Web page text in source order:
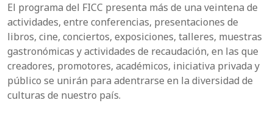
El programa del FICC presenta más de una veintena de
actividades, entre conferencias, presentaciones de
libros, cine, conciertos, exposiciones, talleres, muestras
gastronómicas y actividades de recaudación, en las que
creadores, promotores, académicos, iniciativa privada y
público se unirán para adentrarse en la diversidad de
culturas de nuestro país.